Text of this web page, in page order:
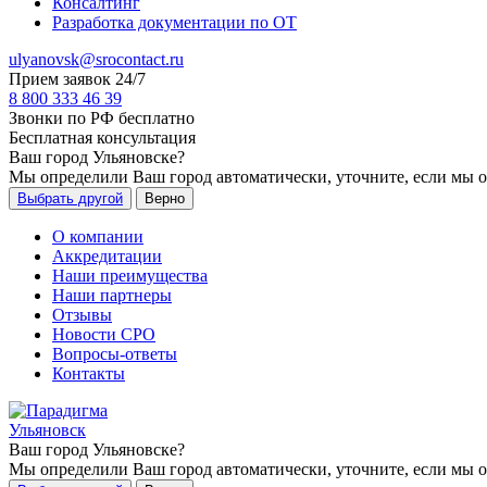
Разработка документации по ОТ
ulyanovsk@srocontact.ru
Прием заявок 24/7
8 800 333 46 39
Звонки по РФ бесплатно
Бесплатная консультация
Ваш город Ульяновске?
Мы определили Ваш город автоматически, уточните, если мы
Выбрать другой Верно
О компании
Аккредитации
Наши преимущества
Наши партнеры
Отзывы
Новости СРО
Вопросы-ответы
Контакты
Ульяновск
Ваш город Ульяновске?
Мы определили Ваш город автоматически, уточните, если мы